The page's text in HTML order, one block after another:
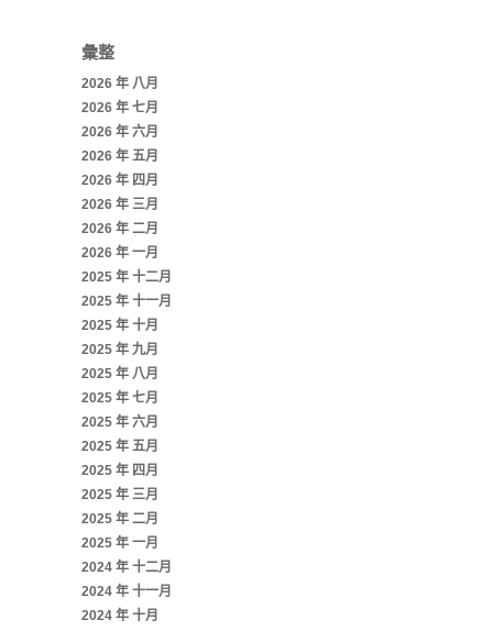
彙整
2026 年 八月
2026 年 七月
2026 年 六月
2026 年 五月
2026 年 四月
2026 年 三月
2026 年 二月
2026 年 一月
2025 年 十二月
2025 年 十一月
2025 年 十月
2025 年 九月
2025 年 八月
2025 年 七月
2025 年 六月
2025 年 五月
2025 年 四月
2025 年 三月
2025 年 二月
2025 年 一月
2024 年 十二月
2024 年 十一月
2024 年 十月